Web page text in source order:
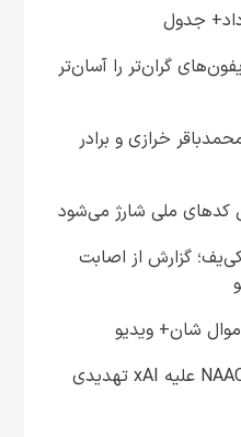
گران‌تر را آسان‌تر
خرازی و برادر
گزارش از اصابت
شان+ ویدیو
وزارت دادگستری آمریکا: شکایت NAACP علیه xAI تهدیدی